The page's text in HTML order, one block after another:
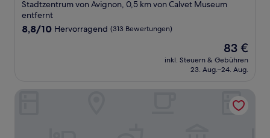
Unterkunft
Stadtzentrum von Avignon, 0,5 km von Calvet Museum
entfernt
8.8
8,8/10 Hervorragend (313 Bewertungen)
Der
Preis
beträgt
83 €
inkl. Steuern & Gebühren
23. Aug.–24. Aug.